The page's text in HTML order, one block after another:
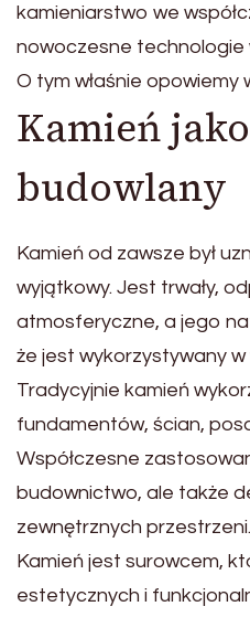
kamieniarstwo we
nowoczesne technologie
O tym właśnie opowiemy
Kamień
budowlany
Kamień od zawsze był
wyjątkowy. Jest trwały,
atmosferyczne, a jego
że jest wykorzystywany w
Tradycyjnie kamień
fundamentów, ścian,
Współczesne
budownictwo, ale także
zewnętrznych przestrzeni.
Kamień jest surowcem,
estetycznych i